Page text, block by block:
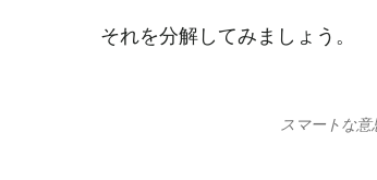
それを分解してみましょう。
スマートな